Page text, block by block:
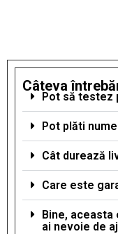
Câteva
Pot să testez
Pot plăti
Cât durează
Care este
Bine,
ai nevoie de